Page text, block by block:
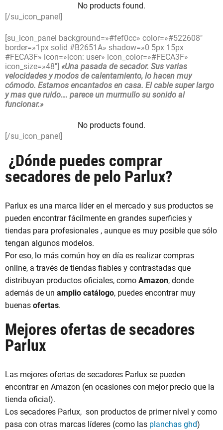
No products found.
[/su_icon_panel]
[su_icon_panel background=»#fef0cc» color=»#522608″
border=»1px solid #B2651A» shadow=»0 5px 15px
#FECA3F» icon=»icon: user» icon_color=»#FECA3F»
icon_size=»48″] «Una pasada de secador. Sus varias
velocidades y modos de calentamiento, lo hacen muy
cómodo. Estamos encantados en casa. El cable super largo
y mas que ruido…. parece un murmullo su sonido al
funcionar.»
No products found.
[/su_icon_panel]
¿Dónde puedes comprar
secadores de pelo Parlux?
Parlux es una marca líder en el mercado y sus productos se
pueden encontrar fácilmente en grandes superficies y
tiendas para profesionales , aunque es muy posible que sólo
tengan algunos modelos.
Por eso, lo más común hoy en día es realizar compras
online, a través de tiendas fiables y contrastadas que
distribuyan productos oficiales, como Amazon, donde
además de un amplio catálogo, puedes encontrar muy
buenas ofertas.
Mejores ofertas de secadores
Parlux
Las mejores ofertas de secadores Parlux se pueden
encontrar en Amazon (en ocasiones con mejor precio que la
tienda oficial).
Los secadores Parlux, son productos de primer nível y como
pasa con otras marcas líderes (como las planchas ghd)